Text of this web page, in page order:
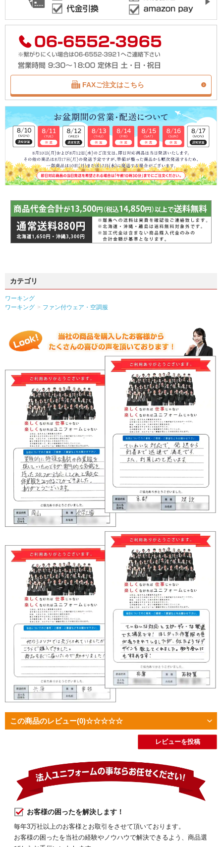
FAXご注文はこちら
カテゴリ
ワーキング
ワーキング
ファン付ウェア・空調服
この商品のレビュー(0)☆☆☆☆☆
レビューを投稿
お客様の困ったを解決します！
毎年3万社以上のお客様とお取引をさせて頂いております。
お客様の困ったを当社の経験やノウハウで解決できるよう、商品選